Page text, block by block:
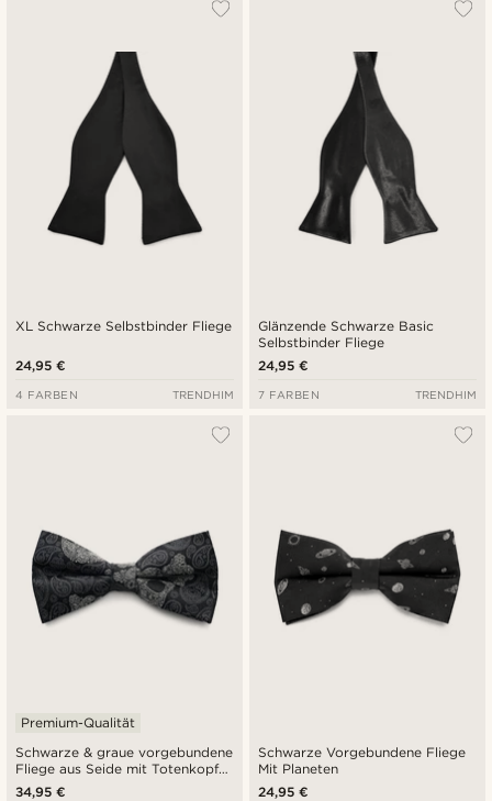
XL Schwarze Selbstbinder Fliege
24,95 €
4 FARBEN TRENDHIM
Glänzende Schwarze Basic
Selbstbinder Fliege
24,95 €
7 FARBEN TRENDHIM
Schwarze & graue vorgebundene
Fliege aus Seide mit Totenkopf-
Paisleymuster
Premium-Qualität
34,95 €
Schwarze Vorgebundene Fliege
Mit Planeten
24,95 €